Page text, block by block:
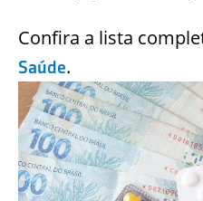
Confira a lista
Saúde.